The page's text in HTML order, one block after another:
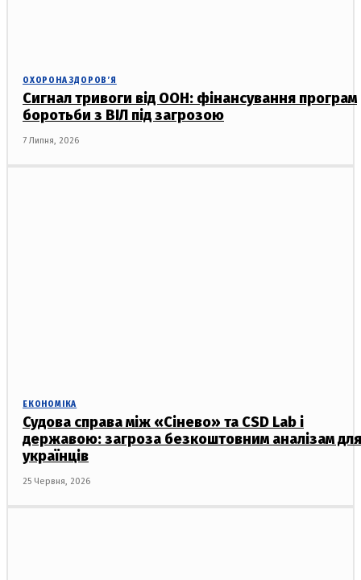
ОХОРОНА ЗДОРОВ’Я
Сигнал тривоги від ООН: фінансування програм
боротьби з ВІЛ під загрозою
7 Липня, 2026
ЕКОНОМІКА
Судова справа між «Сінево» та CSD Lab і
державою: загроза безкоштовним аналізам для
українців
25 Червня, 2026